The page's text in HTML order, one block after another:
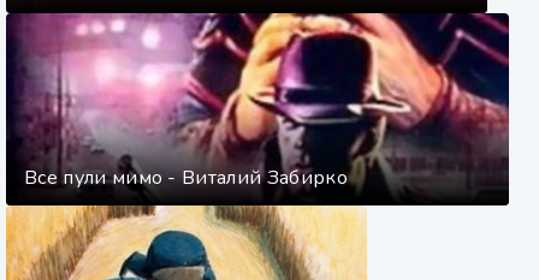
Все пули мимо - Виталий Забирко